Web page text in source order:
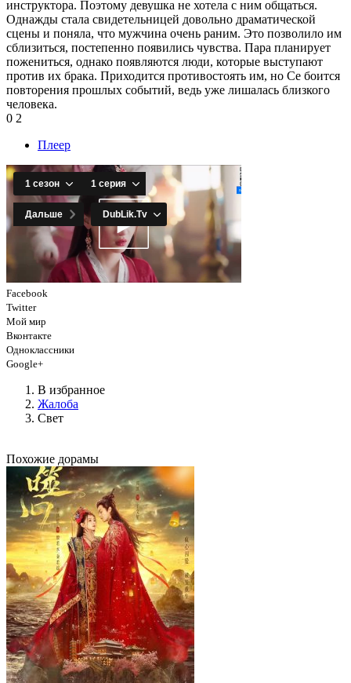
инструктора. Поэтому девушка не хотела с ним общаться.
Однажды стала свидетельницей довольно драматической
сцены и поняла, что мужчина очень раним. Это позволило им
сблизиться, постепенно появились чувства. Пара планирует
пожениться, однако появляются люди, которые выступают
против их брака. Приходится противостоять им, но Се боится
повторения прошлых событий, ведь уже лишалась близкого
человека.
0 2
Плеер
Facebook
Twitter
Мой мир
Вконтакте
Одноклассники
Google+
В избранное
Жалоба
Свет
Похожие дорамы